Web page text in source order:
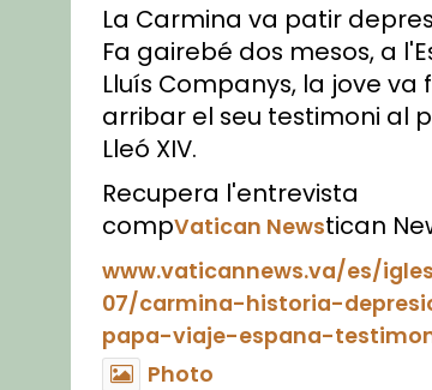
La Carmina va patir
Fa gairebé dos mesos, a
Lluís Companys, la jove va
arribar el seu testimoni al
Lleó XIV.
Recupera l'entrevista
compVatican Newstican
www.vaticannews.va/es/
07/carmina-historia-
papa-viaje-espana-
Photo